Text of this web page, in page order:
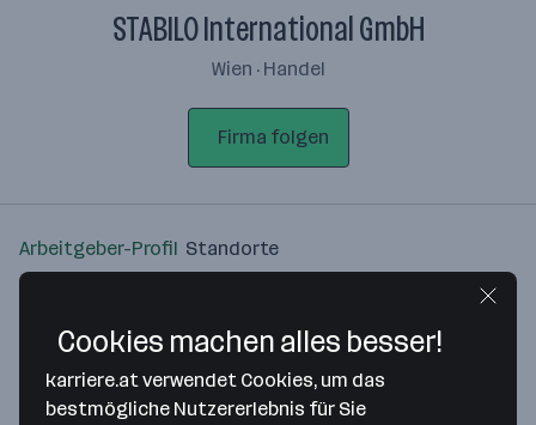
STABILO International GmbH
Wien · Handel
Firma folgen
Arbeitgeber-Profil Standorte
Cookies machen alles besser!
karriere.at verwendet Cookies, um das
bestmögliche Nutzererlebnis für Sie